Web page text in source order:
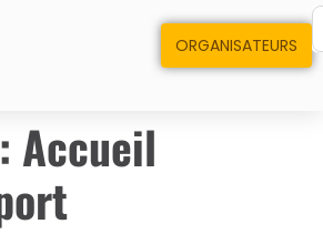
ORGANISATEURS
Accueil